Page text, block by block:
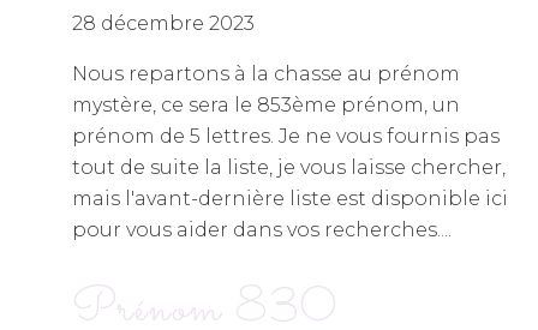
28 décembre 2023
Nous repartons à la chasse au prénom
mystère, ce sera le 853ème prénom, un
prénom de 5 lettres. Je ne vous fournis pas
tout de suite la liste, je vous laisse chercher,
mais l'avant-dernière liste est disponible ici
pour vous aider dans vos recherches....
Prénom 830